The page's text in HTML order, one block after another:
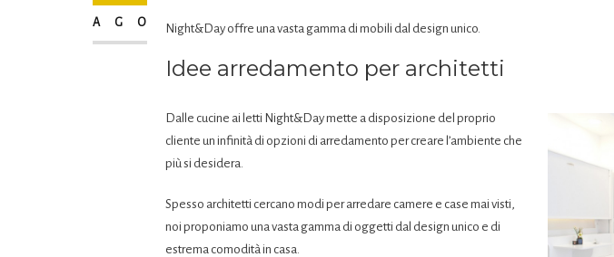
AGO Night&Day offre una vasta gamma di mobili dal design unico.
Idee arredamento per architetti
Dalle cucine ai letti Night&Day mette a disposizione del proprio
cliente un infinità di opzioni di arredamento per creare l’ambiente che
più si desidera.
Spesso architetti cercano modi per arredare camere e case mai visti,
noi proponiamo una vasta gamma di oggetti dal design unico e di
estrema comodità in casa.